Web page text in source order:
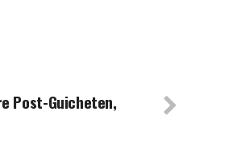
Post-Guicheten,